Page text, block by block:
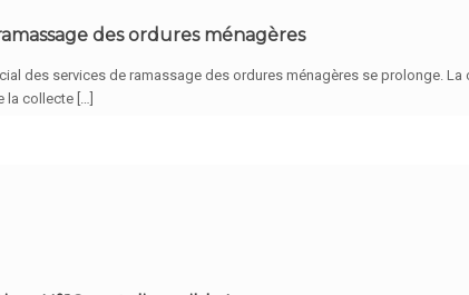
des ordures ménagères
des services de ramassage des ordures ménagères se prolonge. La
la collecte […]